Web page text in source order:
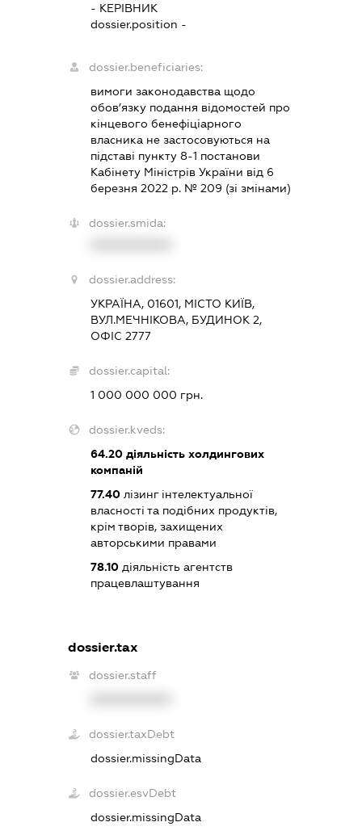
- КЕРІВНИК
dossier.position -
dossier.beneficiaries:
вимоги законодавства щодо
обов’язку подання відомостей про
кінцевого бенефіціарного
власника не застосовуються на
підставі пункту 8-1 постанови
Кабінету Міністрів України від 6
березня 2022 р. № 209 (зі змінами)
dossier.smida:
dossier.address:
УКРАЇНА, 01601, МІСТО КИЇВ,
ВУЛ.МЕЧНІКОВА, БУДИНОК 2,
ОФІС 2777
dossier.capital:
1 000 000 000 грн.
dossier.kveds:
64.20 діяльність холдингових
компаній
77.40 лізинг інтелектуальної
власності та подібних продуктів,
крім творів, захищених
авторськими правами
78.10 діяльність агентств
працевлаштування
dossier.tax
dossier.staff
dossier.taxDebt
dossier.missingData
dossier.esvDebt
dossier.missingData